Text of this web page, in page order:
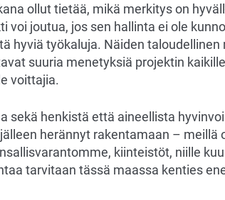
ollut tietää, mikä merkitys on
voi joutua, jos sen hallinta ei ole
hyviä työkaluja. Näiden taloudellinen
suuria menetyksiä projektin
voittajia.
sekä henkistä että aineellista
herännyt rakentamaan – meillä
kiinteistöt, niille
tarvitaan tässä maassa kenties